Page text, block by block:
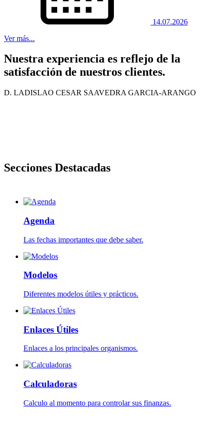
14.07.2026
Ver más...
Nuestra experiencia es reflejo de la
satisfacción de nuestros clientes.
D. LADISLAO CESAR SAAVEDRA GARCIA-ARANGO
EL DESPACHO
Secciones Destacadas
Agenda
Las fechas importantes que debe saber.
Modelos
Diferentes modelos útiles y prácticos.
Enlaces Útiles
Enlaces a los principales organismos.
Calculadoras
Calculo al momento para controlar sus finanzas.